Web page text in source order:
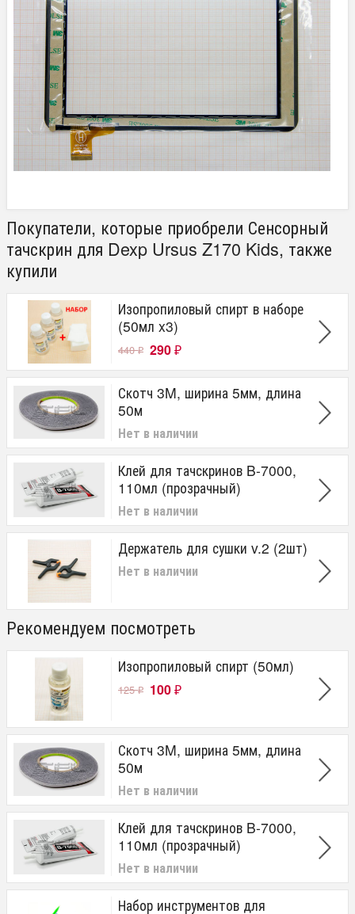
Покупатели, которые приобрели Сенсорный
тачскрин для Dexp Ursus Z170 Kids, также
купили
Изопропиловый спирт в наборе
(50мл x3)
440₽ 290 ₽
Скотч 3M, ширина 5мм, длина
50м
Нет в наличии
Клей для тачскринов B-7000,
110мл (прозрачный)
Нет в наличии
Держатель для сушки v.2 (2шт)
Нет в наличии
Рекомендуем посмотреть
Изопропиловый спирт (50мл)
125₽ 100 ₽
Скотч 3M, ширина 5мм, длина
50м
Нет в наличии
Клей для тачскринов B-7000,
110мл (прозрачный)
Нет в наличии
Набор инструментов для